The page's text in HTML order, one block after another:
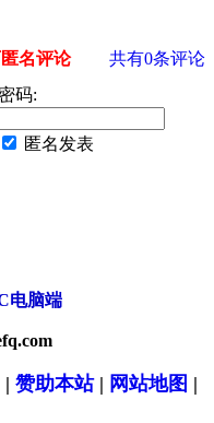
名评论 共有0条评论
密码:
匿名发表
电脑端
| 赞助本站| 网站地图 |